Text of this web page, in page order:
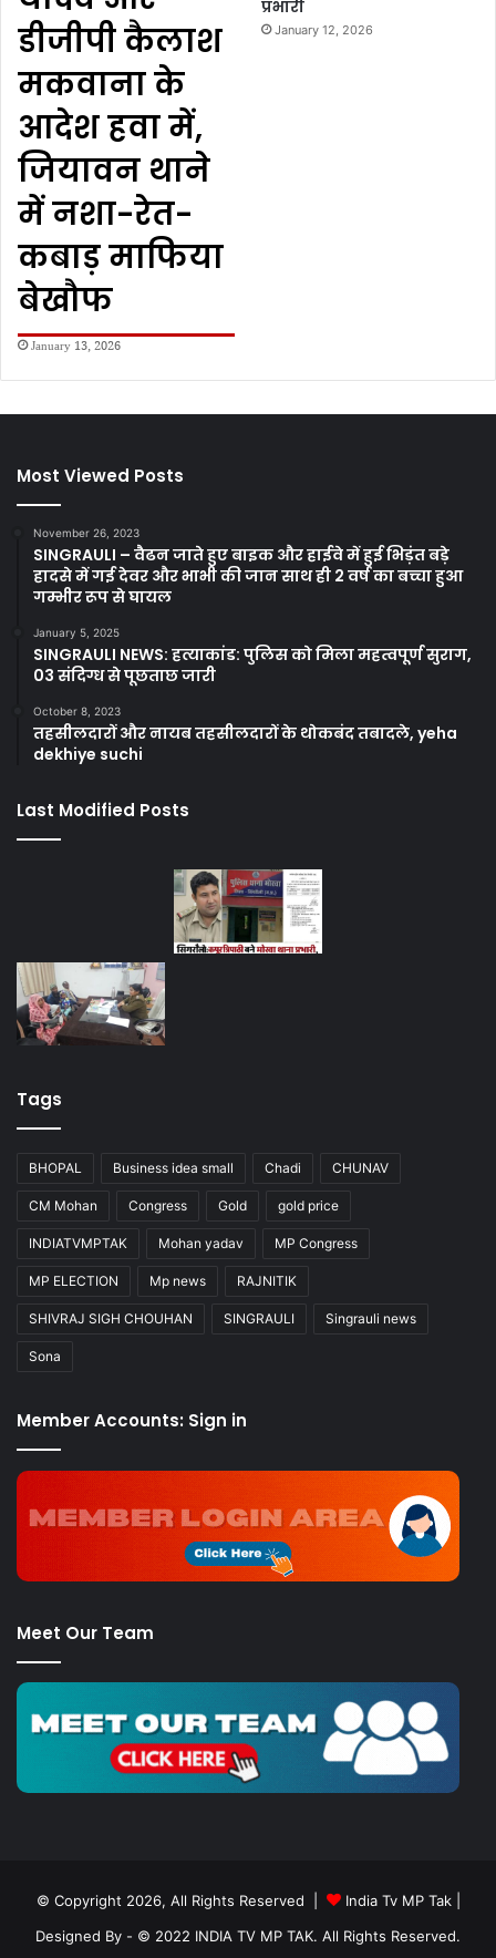
डीजीपी कैलाश
मकवाना के
आदेश हवा में,
जियावन थाने
में नशा-रेत-
कबाड़ माफिया
बेखौफ
January 13, 2026
प्रभारी
January 12, 2026
Most Viewed Posts
November 26, 2023
SINGRAULI – वैढन जाते हुए बाइक और हाईवे में हुई भिड़ंत बड़े
हादसे में गई देवर और भाभी की जान साथ ही 2 वर्ष का बच्चा हुआ
गम्भीर रूप से घायल
January 5, 2025
SINGRAULI NEWS: हत्याकांड: पुलिस को मिला महत्वपूर्ण सुराग,
03 संदिग्ध से पूछताछ जारी
October 8, 2023
तहसीलदारों और नायब तहसीलदारों के थोकबंद तबादले, yeha
dekhiye suchi
Last Modified Posts
Tags
BHOPAL Business idea small Chadi CHUNAV
CM Mohan Congress Gold gold price
INDIATVMPTAK Mohan yadav MP Congress
MP ELECTION Mp news RAJNITIK
SHIVRAJ SIGH CHOUHAN SINGRAULI Singrauli news
Sona
Member Accounts: Sign in
Meet Our Team
© Copyright 2026, All Rights Reserved | India Tv MP Tak|
Designed By - © 2022 INDIA TV MP TAK. All Rights Reserved.